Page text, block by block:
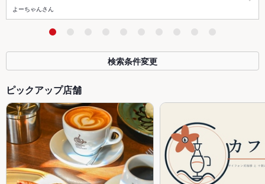
よーちゃんさん
検索条件変更
ピックアップ店舗